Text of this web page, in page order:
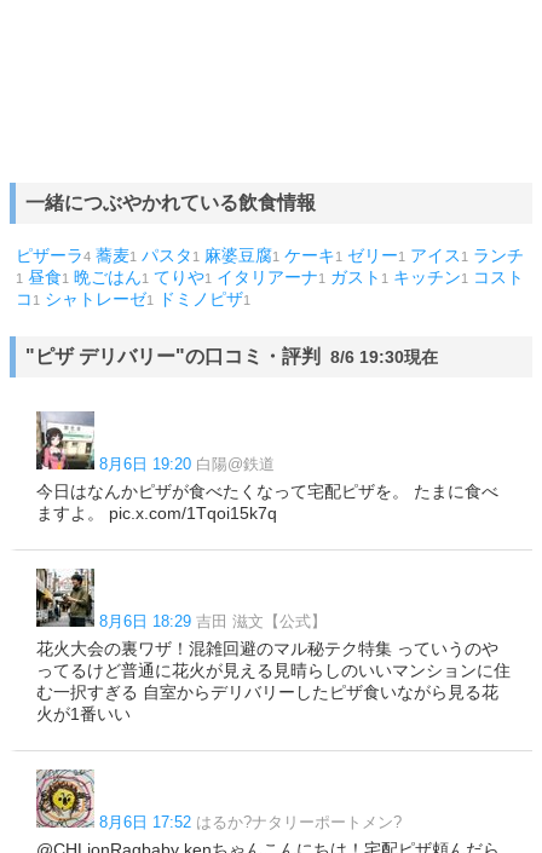
一緒につぶやかれている飲食情報
ピザーラ4 蕎麦1 パスタ 1 麻婆豆腐1 ケーキ1 ゼリー1 アイス 1 ランチ
1 昼食1 晩ごはん1 てりや1 イタリアーナ1 ガスト 1 キッチン1
コスト
コ 1 シャトレーゼ1 ドミノピザ1
"ピザ デリバリー"の口コミ・評判 8/6 19:30現在
8月6日 19:20 白陽@鉄道
今日はなんかピザが食べたくなって宅配ピザを。 たまに食べ
ますよ。 pic.x.com/1Tqoi15k7q
8月6日 18:29 吉田 滋文【公式】
花火大会の裏ワザ！混雑回避のマル秘テク特集 っていうのや
ってるけど普通に花火が見える見晴らしのいいマンションに住
む一択すぎる 自室からデリバリーしたピザ食いながら見る花
火が1番いい
8月6日 17:52 はるか?ナタリーポートメン?